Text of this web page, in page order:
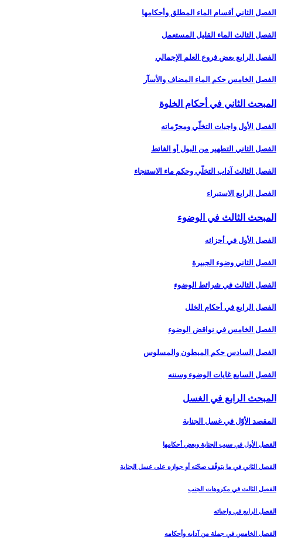
الفصل الثاني أقسام الماء المطلق وأحكامها
الفصل الثالث الماء القليل المستعمل‏
الفصل الرابع بعض فروع العلم الإجمالي‏
الفصل الخامس حكم الماء المضاف والأسآر
المبحث الثاني في أحكام الخلوة
الفصل الأول واجبات التخلّي ومحرّماته‏
الفصل الثاني التطهير من البول أو الغائط
الفصل الثالث آداب التخلّي وحكم ماء الاستنجاء
الفصل الرابع الاستبراء
المبحث الثالث في الوضوء
الفصل الأول في أجزائه‏
الفصل الثاني وضوء الجبيرة
الفصل الثالث في شرائط الوضوء
الفصل الرابع في أحكام الخلل
الفصل الخامس في نواقض الوضوء
الفصل السادس حكم المبطون والمسلوس‏
الفصل السابع غايات الوضوء وسننه‏
المبحث الرابع في الغسل‏
المقصد الأوّل في غسل الجنابة
الفصل الأول في سبب الجنابة وبعض أحكامها
الفصل الثاني في ما يتوقّف صحّته أو جوازه على غسل الجنابة
الفصل الثالث في مكروهات الجنب‏
الفصل الرابع في واجباته
الفصل الخامس في جملة من آدابه وأحكامه‏